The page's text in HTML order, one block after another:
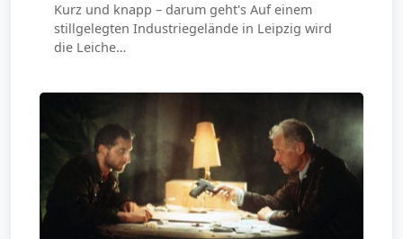
Kurz und knapp – darum geht's Auf einem
stillgelegten Industriegelände in Leipzig wird
die Leiche…